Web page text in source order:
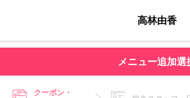
高林由香
メニュー追加選
クーポン・